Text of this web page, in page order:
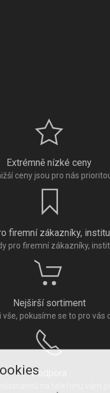
Extrémně nízké ceny
ceny jsou pro nás
firemní zákazníky,
pro firemní zákazníky,
Nejširší sortiment
vše, pokusíme se to pro vás
Podpora